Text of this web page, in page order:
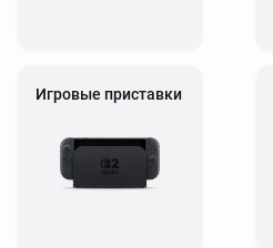
Игровые приставки